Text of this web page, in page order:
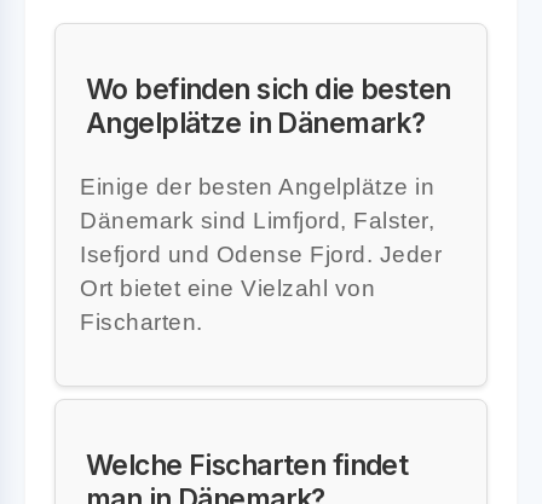
Wo befinden sich die besten
Angelplätze in Dänemark?
Einige der besten Angelplätze in
Dänemark sind Limfjord, Falster,
Isefjord und Odense Fjord. Jeder
Ort bietet eine Vielzahl von
Fischarten.
Welche Fischarten findet